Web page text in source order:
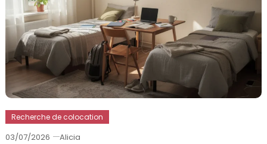
Recherche de colocation
03/07/2026 Alicia